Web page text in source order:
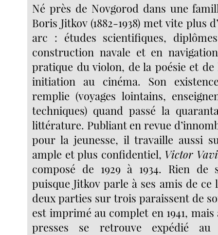
Né près de Novgorod dans une
Boris Jitkov (1882-1938) met vite plus
arc : études scientifiques,
construction navale et en
pratique du violon, de la poésie et
initiation au cinéma. Son
remplie (voyages lointains,
techniques) quand passé la
littérature. Publiant en revue
pour la jeunesse, il travaille aussi
ample et plus confidentiel, Victor
composé de 1929 à 1934. Rien de
puisque Jitkov parle à ses amis de
deux parties sur trois paraissent de
est imprimé au complet en 1941,
presses se retrouve expédié